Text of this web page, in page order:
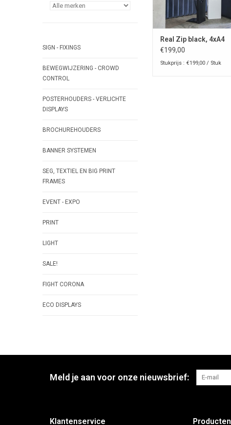
SIGN - FIXINGS
BEWEGWIJZERING - CROWD
CONTROL
POSTERHOUDERS - VERLICHTE
DISPLAYS
BROCHUREHOUDERS
BANNER SYSTEMEN
SEG, TEXTIEL EN BIG PRINT
FRAMES
EVENT - EXPO
PRINT
LIGHT
SALE!
FIGHT CORONA
ECO DISPLAYS
Real Zip black, 4xA4
€199,00
Stukprijs : €199,00 / Stuk
Meld je aan voor onze nieuwsbrief:
Klantenservice Producten